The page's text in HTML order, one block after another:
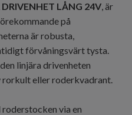
LÅNG 24V, är
på
är robusta,
förvåningsvärt tysta.
linjära drivenheten
rorkult eller roderkvadrant.
via en